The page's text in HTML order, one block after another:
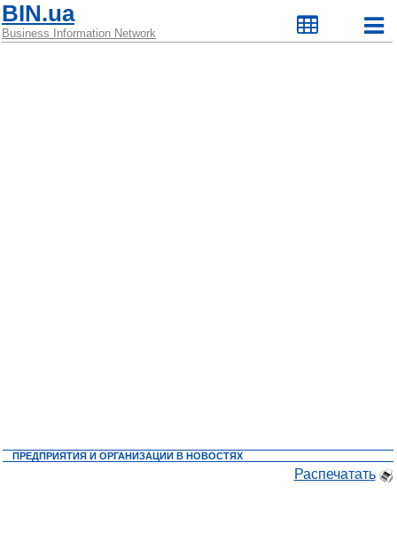
BIN.ua
Business Information Network
ПРЕДПРИЯТИЯ И ОРГАНИЗАЦИИ В НОВОСТЯХ
Распечатать